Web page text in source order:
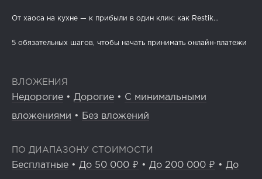
От хаоса на кухне — к прибыли в один клик: как Restik...
5 обязательных шагов, чтобы начать принимать онлайн-платежи
ВЛОЖЕНИЯ
Недорогие • Дорогие • С минимальными
вложениями • Без вложений
ПО ДИАПАЗОНУ СТОИМОСТИ
Бесплатные • До 50 000 ₽ • До 200 000 ₽ • До